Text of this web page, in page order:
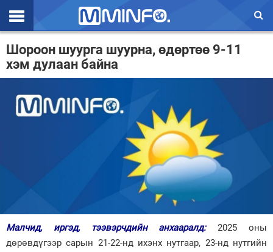
Эхлэл
Цаг агаар
Валют ханш
Улс төр
Нийгэм
Дэлхий
Шороон шуурга шуурна, өдөртөө 9-11
хэм дулаан байна
Малчид, иргэд, тээвэрчдийн анхааралд:2025 оны
дөрөвдүгээр сарын 21-22-нд ихэнх нутгаар, 23-нд нутгийн